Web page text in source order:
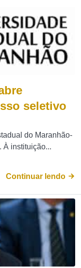
seletivo
do Maranhão-
À instituição...
Continuar lendo